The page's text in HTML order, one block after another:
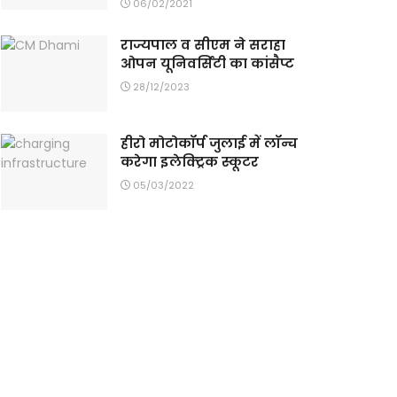
06/02/2021
राज्यपाल व सीएम ने सराहा
ओपन यूनिवर्सिटी का कांसैप्ट
28/12/2023
हीरो मोटोकॉर्प जुलाई में लॉन्च
करेगा इलेक्ट्रिक स्कूटर
05/03/2022